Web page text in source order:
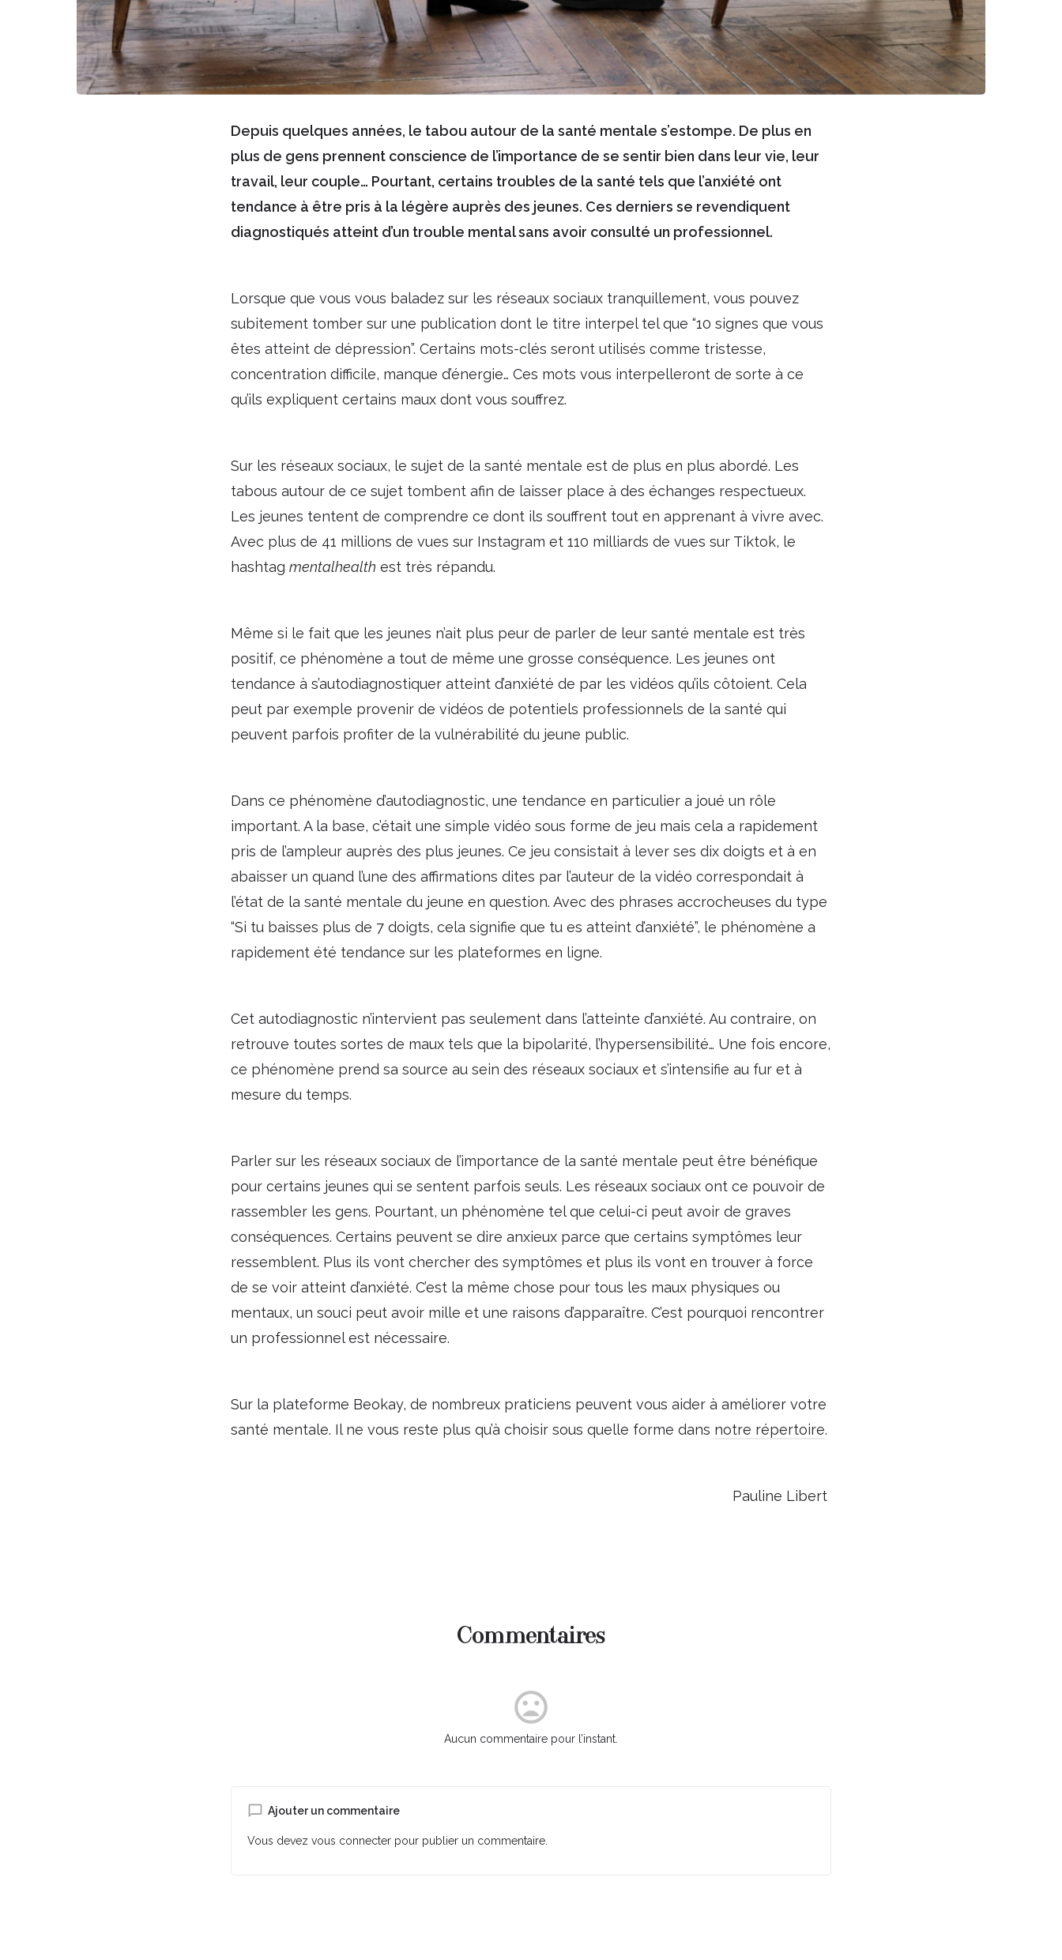
Depuis quelques années, le tabou autour de la santé mentale s’estompe. De plus en
plus de gens prennent conscience de l’importance de se sentir bien dans leur vie, leur
travail, leur couple… Pourtant, certains troubles de la santé tels que l’anxiété ont
tendance à être pris à la légère auprès des jeunes. Ces derniers se revendiquent
diagnostiqués atteint d’un trouble mental sans avoir consulté un professionnel.
Lorsque que vous vous baladez sur les réseaux sociaux tranquillement, vous pouvez
subitement tomber sur une publication dont le titre interpel tel que “10 signes que vous
êtes atteint de dépression”. Certains mots-clés seront utilisés comme tristesse,
concentration difficile, manque d’énergie… Ces mots vous interpelleront de sorte à ce
qu’ils expliquent certains maux dont vous souffrez.
Sur les réseaux sociaux, le sujet de la santé mentale est de plus en plus abordé. Les
tabous autour de ce sujet tombent afin de laisser place à des échanges respectueux.
Les jeunes tentent de comprendre ce dont ils souffrent tout en apprenant à vivre avec.
Avec plus de 41 millions de vues sur Instagram et 110 milliards de vues sur Tiktok, le
hashtag mentalhealth est très répandu.
Même si le fait que les jeunes n’ait plus peur de parler de leur santé mentale est très
positif, ce phénomène a tout de même une grosse conséquence. Les jeunes ont
tendance à s’autodiagnostiquer atteint d’anxiété de par les vidéos qu’ils côtoient. Cela
peut par exemple provenir de vidéos de potentiels professionnels de la santé qui
peuvent parfois profiter de la vulnérabilité du jeune public.
Dans ce phénomène d’autodiagnostic, une tendance en particulier a joué un rôle
important. A la base, c’était une simple vidéo sous forme de jeu mais cela a rapidement
pris de l’ampleur auprès des plus jeunes. Ce jeu consistait à lever ses dix doigts et à en
abaisser un quand l’une des affirmations dites par l’auteur de la vidéo correspondait à
l’état de la santé mentale du jeune en question. Avec des phrases accrocheuses du type
“Si tu baisses plus de 7 doigts, cela signifie que tu es atteint d’anxiété”, le phénomène a
rapidement été tendance sur les plateformes en ligne.
Cet autodiagnostic n’intervient pas seulement dans l’atteinte d’anxiété. Au contraire, on
retrouve toutes sortes de maux tels que la bipolarité, l’hypersensibilité… Une fois encore,
ce phénomène prend sa source au sein des réseaux sociaux et s’intensifie au fur et à
mesure du temps.
Parler sur les réseaux sociaux de l’importance de la santé mentale peut être bénéfique
pour certains jeunes qui se sentent parfois seuls. Les réseaux sociaux ont ce pouvoir de
rassembler les gens. Pourtant, un phénomène tel que celui-ci peut avoir de graves
conséquences. Certains peuvent se dire anxieux parce que certains symptômes leur
ressemblent. Plus ils vont chercher des symptômes et plus ils vont en trouver à force
de se voir atteint d’anxiété. C’est la même chose pour tous les maux physiques ou
mentaux, un souci peut avoir mille et une raisons d’apparaître. C’est pourquoi rencontrer
un professionnel est nécessaire.
Sur la plateforme Beokay, de nombreux praticiens peuvent vous aider à améliorer votre
santé mentale. Il ne vous reste plus qu’à choisir sous quelle forme dans notre répertoire.
Pauline Libert
Commentaires
Aucun commentaire pour l’instant.
Ajouter un commentaire
Vous devez vous connecter pour publier un commentaire.